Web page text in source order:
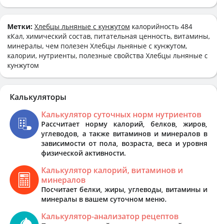
Метки: Хлебцы льняные с кунжутом калорийность 484
кКал, химический состав, питательная ценность, витамины,
минералы, чем полезен Хлебцы льняные с кунжутом,
калории, нутриенты, полезные свойства Хлебцы льняные с
кунжутом
Калькуляторы
Калькулятор суточных норм нутриентов
Рассчитает норму калорий, белков, жиров,
углеводов, а также витаминов и минералов в
зависимости от пола, возраста, веса и уровня
физической активности.
Калькулятор калорий, витаминов и
минералов
Посчитает белки, жиры, углеводы, витамины и
минералы в вашем суточном меню.
Калькулятор-анализатор рецептов